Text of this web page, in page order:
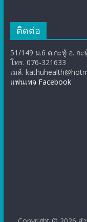
ติดต่อ
51/149 ม.6 ต.กะทู้ อ. กะ
โทร. 076-321633
เมล์.
แฟนเพจ Facebook